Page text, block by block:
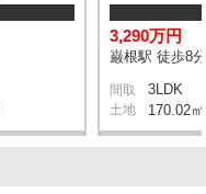
3,290万円
巌根駅 徒歩8分
間取 3LDK
土地 170.02㎡